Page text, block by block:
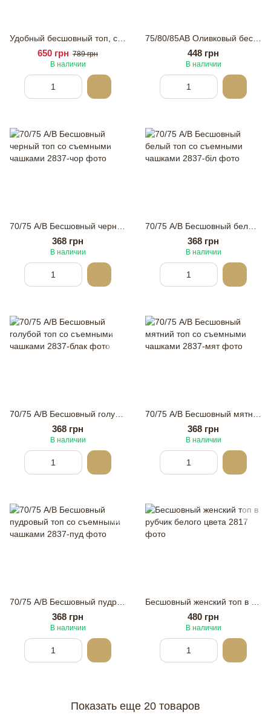
650 грн 789 грн
В наличии
448 грн
В наличии
368 грн
В наличии
368 грн
В наличии
368 грн
В наличии
368 грн
В наличии
368 грн
В наличии
480 грн
В наличии
Показать еще 20 товаров